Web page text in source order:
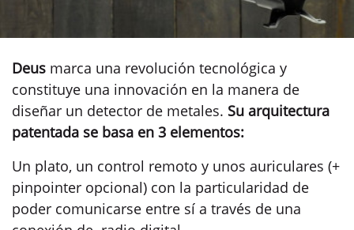
Deus marca una revolución tecnológica y
constituye una innovación en la manera de
diseñar un detector de metales. Su arquitectura
patentada se basa en 3 elementos:
Un plato, un control remoto y unos auriculares (+
pinpointer opcional) con la particularidad de
poder comunicarse entre sí a través de una